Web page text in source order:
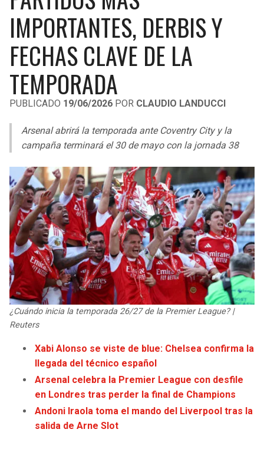
LIGA DE EXPANSIÓN MX
LEAGUES CUP
UEFA EUROPA LEAGUE
UEFA CONFERENCE LEAGUE
MLS
COPA LIBERTADORES
LIGA BETPLAY
OTRAS LIGAS
RAIDERS
CHARGERS
RAVENS
BROWNS
STEELERS
TEXANS
COLTS
JAGUARS
TITANS
GIANTS
EAGLES
COMMANDERS
CAVALIERS
PISTONS
PACERS
HAWKS
HORNETS
HEAT
MAGIC
WIZARDS
WARRIORS
LAKERS
SUNS
KINGS
IMPORTANTES, DERBIS Y
FECHAS CLAVE DE LA
TEMPORADA
PUBLICADO 19/06/2026 POR CLAUDIO LANDUCCI
Arsenal abrirá la temporada ante Coventry City y la
campaña terminará el 30 de mayo con la jornada 38
¿Cuándo inicia la temporada 26/27 de la Premier League? |
Reuters
Xabi Alonso se viste de blue: Chelsea confirma la
llegada del técnico español
Arsenal celebra la Premier League con desfile
en Londres tras perder la final de Champions
Andoni Iraola toma el mando del Liverpool tras la
salida de Arne Slot